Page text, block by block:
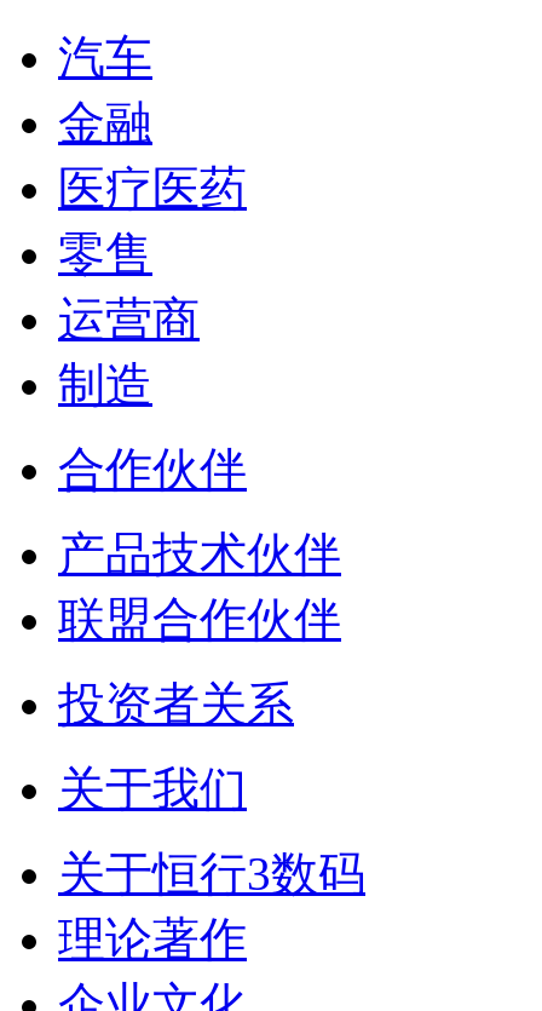
汽车
金融
医疗医药
零售
运营商
制造
合作伙伴
产品技术伙伴
联盟合作伙伴
投资者关系
关于我们
关于恒行3数码
理论著作